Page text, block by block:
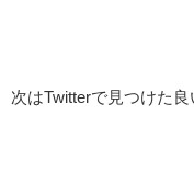
次はTwitterで見つけた